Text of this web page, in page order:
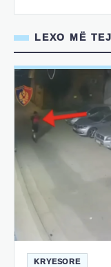
LEXO MË TEJ
KRYESORE